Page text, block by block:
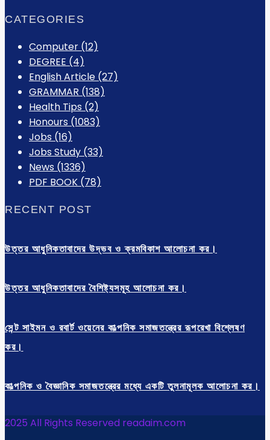
CATEGORIES
Computer (12)
DEGREE (4)
English Article (27)
GRAMMAR (138)
Health Tips (2)
Honours (1083)
Jobs (16)
Jobs Study (33)
News (1336)
PDF BOOK (78)
RECENT POST
উত্তর আধুনিকতাবাদের উদ্ভব ও ক্রমবিকাশ আলোচনা কর।
উত্তর আধুনিকতাবাদের বৈশিষ্ট্যসমূহ আলোচনা কর।
সেন্ট সাইমন ও রবার্ট ওয়েনের কাল্পনিক সমাজতন্ত্রের রূপরেখা বিশ্লেষণ
কর।
কাল্পনিক ও বৈজ্ঞানিক সমাজতন্ত্রের মধ্যে একটি তুলনামূলক আলোচনা কর।
2025 All Rights Reserved readaim.com